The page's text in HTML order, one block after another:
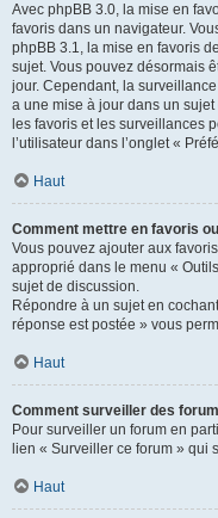
Avec phpBB 3.0, la mise en
favoris dans un navigateur.
phpBB 3.1, la mise en favoris
sujet. Vous pouvez désormais
jour. Cependant, la
a une mise à jour dans un
les favoris et les surveillances
l’utilisateur dans l’onglet «
Haut
Comment mettre en favoris
Vous pouvez ajouter aux
approprié dans le menu «
sujet de discussion.
Répondre à un sujet en
réponse est postée » vous
Haut
Comment surveiller des
Pour surveiller un forum en
lien « Surveiller ce forum » qui
Haut